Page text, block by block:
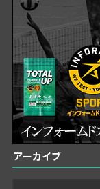
アーカイブ